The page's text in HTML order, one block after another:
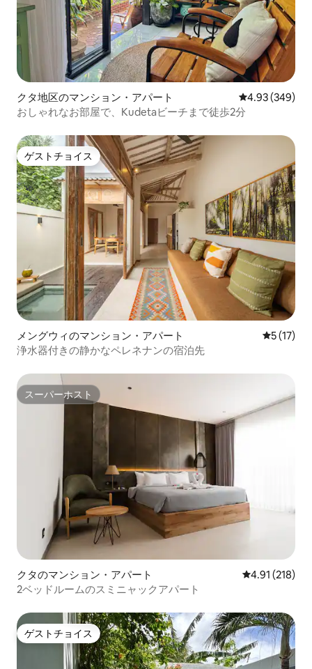
クタ地区のマンション・アパート レビュー349
4.93 (349)
おしゃれなお部屋で、Kudetaビーチまで徒歩2分
ゲストチョイス
ゲストチョイス
メングウィのマンション・アパート レビュー
5 (17)
浄水器付きの静かなペレネナンの宿泊先
スーパーホスト
スーパーホスト
クタのマンション・アパート レビュー218
4.91 (218)
2ベッドルームのスミニャックアパート
ゲストチョイス
ゲストチョイス